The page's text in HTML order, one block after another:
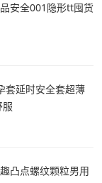
安全001隐形tt囤货
套延时安全套超薄
凸点螺纹颗粒男用